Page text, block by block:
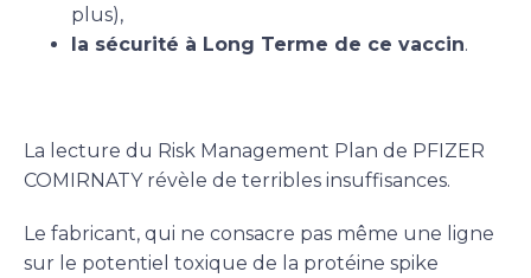
plus),
la sécurité à Long Terme de ce vaccin.
La lecture du Risk Management Plan de PFIZER
COMIRNATY révèle de terribles insuffisances.
Le fabricant, qui ne consacre pas même une ligne
sur le potentiel toxique de la protéine spike